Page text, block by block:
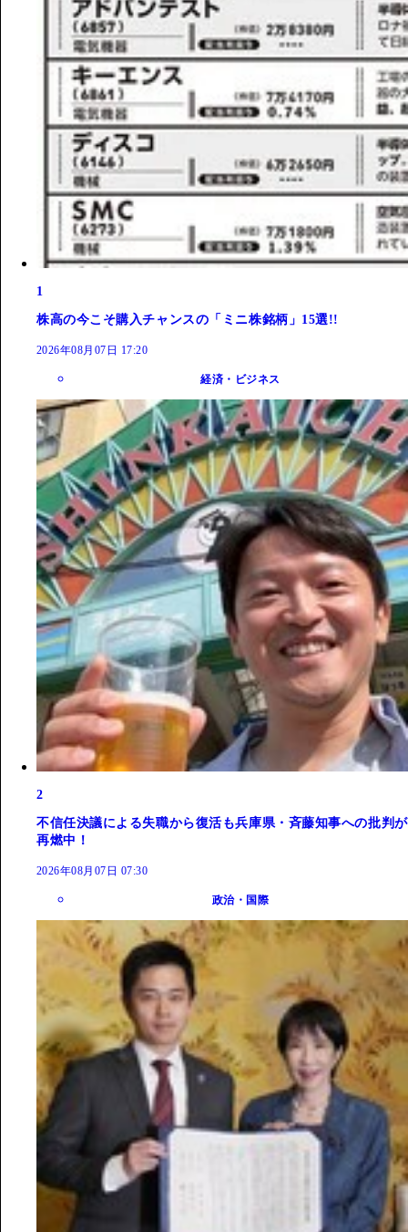
1
株高の今こそ購入チャンスの「ミニ株銘柄」15選!!
2026年08月07日 17:20
経済・ビジネス
2
不信任決議による失職から復活も兵庫県・斉藤知事への批判が
再燃中！
2026年08月07日 07:30
政治・国際